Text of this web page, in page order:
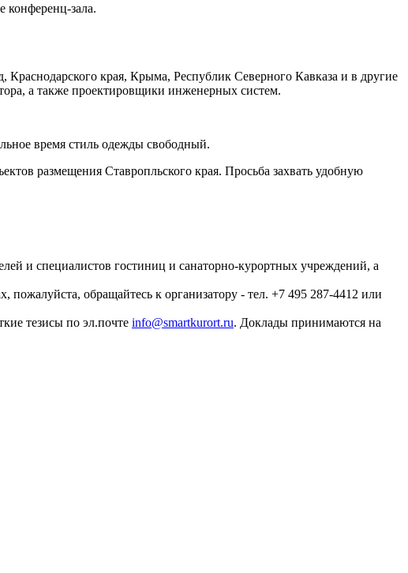
конференц-зала.
края, Крыма, Республик Северного Кавказа и в другие
а также проектировщики инженерных систем.
время стиль одежды свободный.
размещения Ставропльского края. Просьба захвать удобную
и специалистов гостиниц и санаторно-курортных учреждений, а
пожалуйста, обращайтесь к организатору - тел. +7 495 287-4412 или
тезисы по эл.почте info@smartkurort.ru. Доклады принимаются на